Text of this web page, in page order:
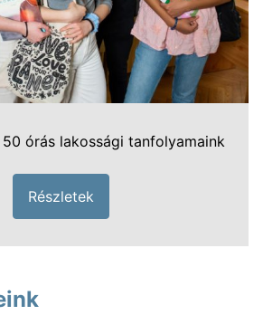
órás lakossági tanfolyamaink
Részletek